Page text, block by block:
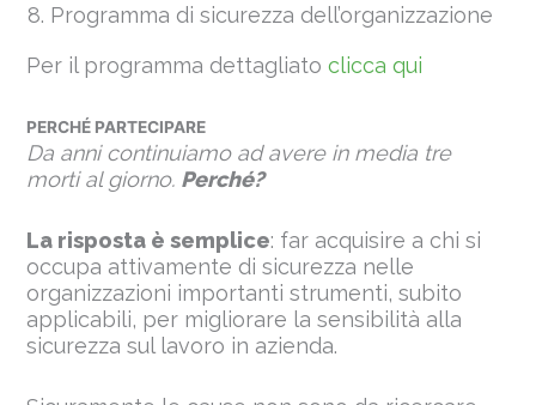
Programma di sicurezza dell’organizzazione
Per il programma dettagliatoclicca qui
PERCHÉ PARTECIPARE
Da anni continuiamo ad avere in media tre
morti al giorno. Perché?
La risposta è semplice: far acquisire a chi si
occupa attivamente di sicurezza nelle
organizzazioni importanti strumenti, subito
applicabili, per migliorare la sensibilità alla
sicurezza sul lavoro in azienda.